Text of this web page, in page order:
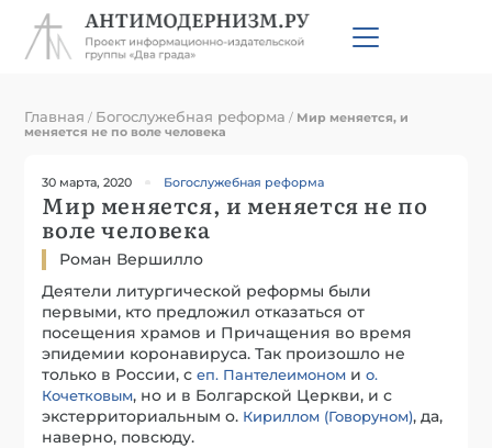
Главная / Богослужебная реформа / Мир меняется, и
меняется не по воле человека
30 марта, 2020 Богослужебная реформа
Мир меняется, и меняется не по
воле человека
Роман Вершилло
Деятели литургической реформы были
первыми, кто предложил отказаться от
посещения храмов и Причащения во время
эпидемии коронавируса. Так произошло не
только в России, сеп. Пантелеимоном ио.
Кочетковым, но и в Болгарской Церкви, и с
экстерриториальным о. Кириллом (Говоруном), да,
наверно, повсюду.